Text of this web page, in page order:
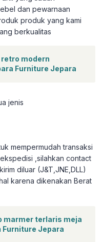
dan pewarnaan
produk yang kami
berkualitas
modern
Furniture Jepara
jenis
mempermudah transaksi
,silahkan contact
diluar (J&T,JNE,DLL)
karena dikenakan Berat
marmer terlaris meja
Furniture Jepara